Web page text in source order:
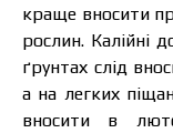
краще вносити
рослин. Калійні
ґрунтах слід
а на легких
вносити в
Я
захисту
Я
захисту